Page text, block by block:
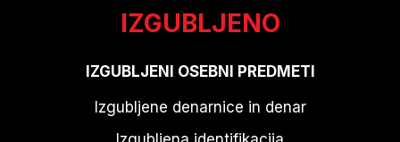
IZGUBLJENO
IZGUBLJENI OSEBNI PREDMETI
Izgubljene denarnice in denar